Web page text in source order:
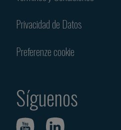
Privacidad de Datos
Preferenze cookie
Síguenos